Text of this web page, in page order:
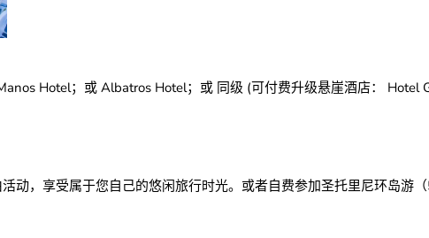
Hotel；或 Albatros Hotel；或 同级 (可付费升级悬崖酒店： Hotel
动，享受属于您自己的悠闲旅行时光。或者自费参加圣托里尼环岛游